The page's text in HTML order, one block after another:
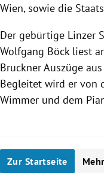
Wien, sowie die
Der gebürtige Linzer
Wolfgang Böckliest
BrucknerAuszüge aus
Begleitet wird er von
Wimmer und dem
Zur Startseite